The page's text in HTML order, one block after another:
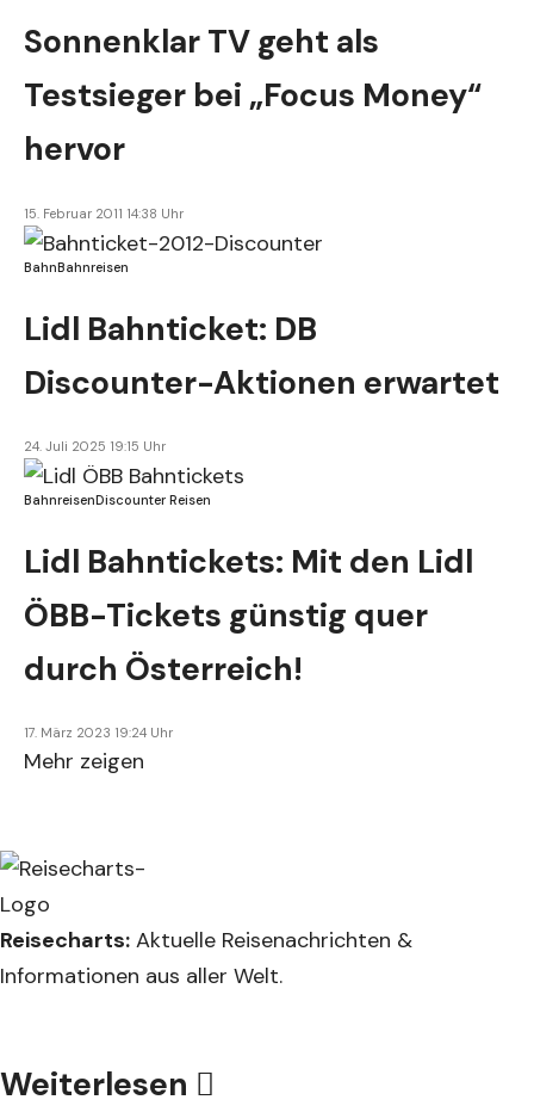
Sonnenklar TV geht als
Testsieger bei „Focus Money“
hervor
15. Februar 2011 14:38 Uhr
BahnBahnreisen
Lidl Bahnticket: DB
Discounter-Aktionen erwartet
24. Juli 2025 19:15 Uhr
BahnreisenDiscounter Reisen
Lidl Bahntickets: Mit den Lidl
ÖBB-Tickets günstig quer
durch Österreich!
17. März 2023 19:24 Uhr
Mehr zeigen
Reisecharts: Aktuelle Reisenachrichten &
Informationen aus aller Welt.
Weiterlesen